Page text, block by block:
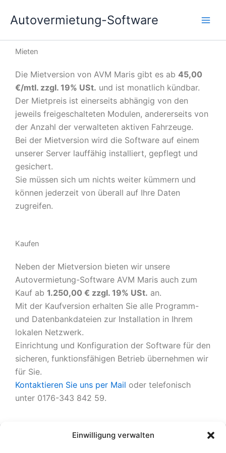
Einwilligung verwalten
InhaltAutovermietung-Software
Mieten
Die Mietversion von AVM Maris gibt es ab 45,00
€/mtl. zzgl. 19% USt. und ist monatlich kündbar.
Der Mietpreis ist einerseits abhängig von den
jeweils freigeschalteten Modulen, andererseits von
der Anzahl der verwalteten aktiven Fahrzeuge.
Bei der Mietversion wird die Software auf einem
unserer Server lauffähig installiert, gepflegt und
gesichert.
Sie müssen sich um nichts weiter kümmern und
können jederzeit von überall auf Ihre Daten
zugreifen.
Kaufen
Neben der Mietversion bieten wir unsere
Autovermietung-Software AVM Maris auch zum
Kauf ab 1.250,00 € zzgl. 19% USt. an.
Mit der Kaufversion erhalten Sie alle Programm-
und Datenbankdateien zur Installation in Ihrem
lokalen Netzwerk.
Einrichtung und Konfiguration der Software für den
sicheren, funktionsfähigen Betrieb übernehmen wir
für Sie.
Kontaktieren Sie uns per Mail oder telefonisch
unter 0176-343 842 59.